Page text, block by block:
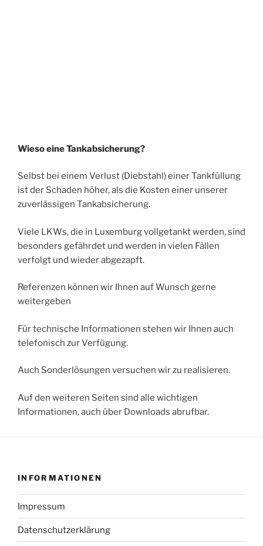
Wieso eine Tankabsicherung?
Selbst bei einem Verlust (Diebstahl) einer Tankfüllung
ist der Schaden höher, als die Kosten einer unserer
zuverlässigen Tankabsicherung.
Viele LKWs, die in Luxemburg vollgetankt werden, sind
besonders gefährdet und werden in vielen Fällen
verfolgt und wieder abgezapft.
Referenzen können wir Ihnen auf Wunsch gerne
weitergeben
Für technische Informationen stehen wir Ihnen auch
telefonisch zur Verfügung.
Auch Sonderlösungen versuchen wir zu realisieren.
Auf den weiteren Seiten sind alle wichtigen
Informationen, auch über Downloads abrufbar.
INFORMATIONEN
Impressum
Datenschutzerklärung